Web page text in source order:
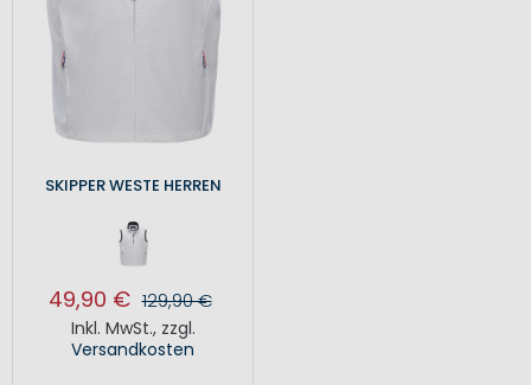
SKIPPER WESTE HERREN
49,90 € 129,90 €
Inkl. MwSt., zzgl.
Versandkosten